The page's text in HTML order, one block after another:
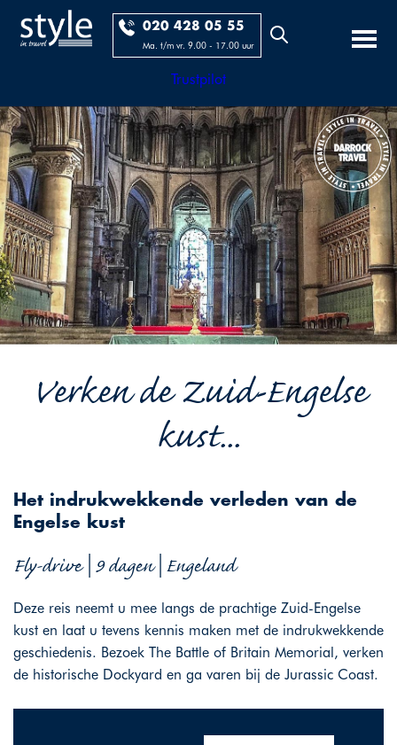
020 428 05 55
Ma. t/m vr. 9.00 - 17.00 uur
Trustpilot
Verken de Zuid-Engelse
kust...
Het indrukwekkende verleden van de
Engelse kust
Fly-drive | 9 dagen | Engeland
Deze reis neemt u mee langs de prachtige Zuid-Engelse
kust en laat u tevens kennis maken met de indrukwekkende
geschiedenis. Bezoek The Battle of Britain Memorial, verken
de historische Dockyard en ga varen bij de Jurassic Coast.